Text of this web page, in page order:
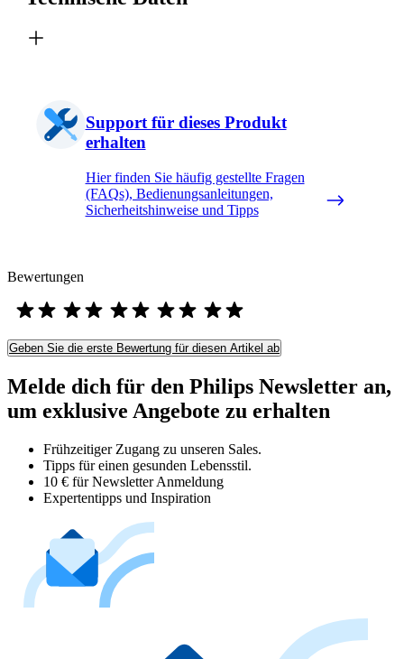
Support für dieses Produkt
erhalten
Hier finden Sie häufig gestellte Fragen
(FAQs), Bedienungsanleitungen,
Sicherheitshinweise und Tipps
Bewertungen
Geben Sie die erste Bewertung für diesen Artikel ab
Melde dich für den Philips Newsletter an,
um exklusive Angebote zu erhalten
Frühzeitiger Zugang zu unseren Sales.
Tipps für einen gesunden Lebensstil.
10 € für Newsletter Anmeldung
Expertentipps und Inspiration